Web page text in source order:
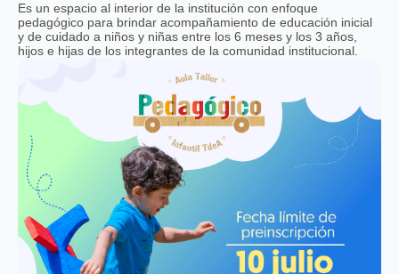
Es un espacio al interior de la institución con enfoque
pedagógico para brindar acompañamiento de educación inicial
y de cuidado a niños y niñas entre los 6 meses y los 3 años,
hijos e hijas de los integrantes de la comunidad institucional.